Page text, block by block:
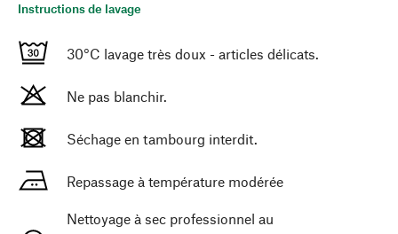
Instructions de lavage
30°C lavage très doux - articles délicats.
Ne pas blanchir.
Séchage en tambourg interdit.
Repassage à température modérée
Nettoyage à sec professionnel au